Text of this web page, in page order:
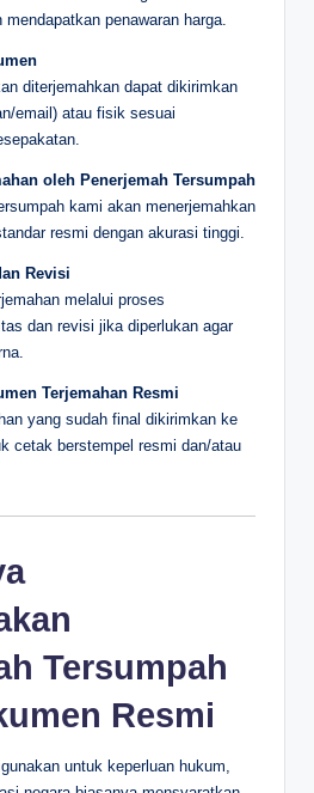
penawaran harga.
diterjemahkan dapat dikirimkan
email) atau fisik sesuai
oleh Penerjemah Tersumpah
kami akan menerjemahkan
resmi dengan akurasi tinggi.
Revisi
melalui proses
dan revisi jika diperlukan agar
Terjemahan Resmi
yang sudah final dikirimkan ke
cetak berstempel resmi dan/atau
Tersumpah
Resmi
untuk keperluan hukum,